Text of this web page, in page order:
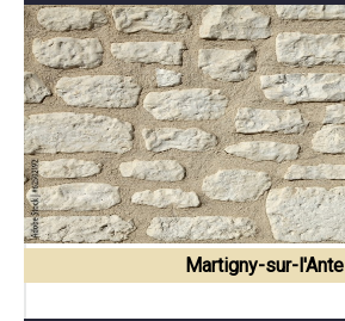
Martigny-sur-l'Ante